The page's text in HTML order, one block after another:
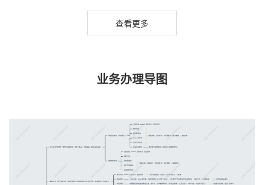
查看更多
业务办理导图